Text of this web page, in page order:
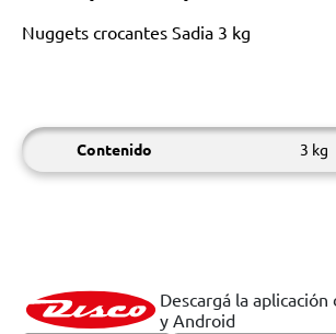
Nuggets crocantes Sadia 3 kg
Contenido 3 kg
Descargá la aplicación
y Android